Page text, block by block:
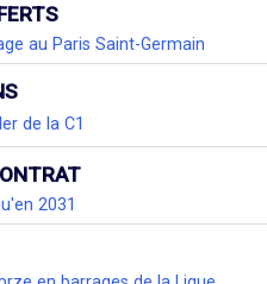
au Paris Saint-Germain
de la C1
2031